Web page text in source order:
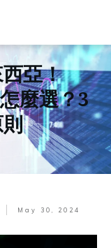
亞！
麼選？3
May 30, 2024